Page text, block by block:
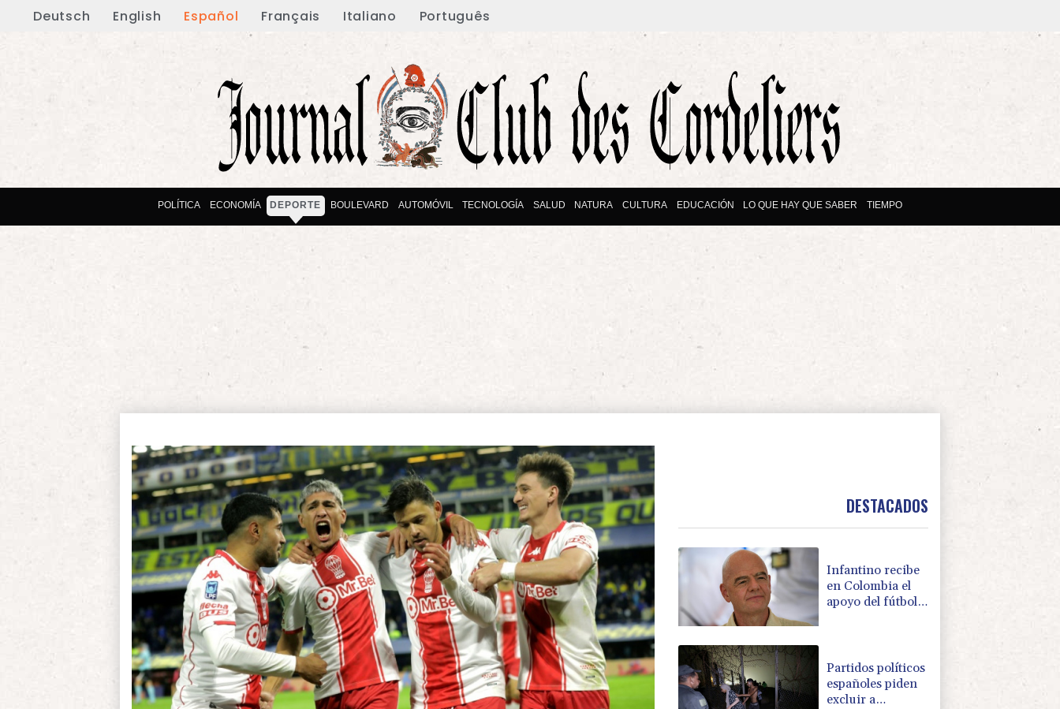
Deutsch English Español Français Italiano Português
POLÍTICA ECONOMÍA DEPORTE BOULEVARD AUTOMÓVIL TECNOLOGÍA SALUD NATURA CULTURA EDUCACIÓN LO QUE HAY QUE SABER TIEMPO
DESTACADOS
Infantino recibe
en Colombia el
apoyo del fútbol
Partidos políticos
españoles piden
excluir a